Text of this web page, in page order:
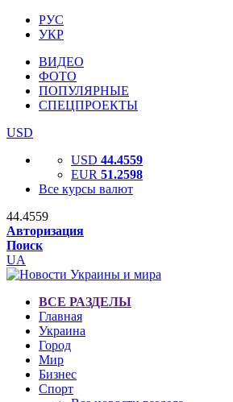
РУС
УКР
ВИДЕО
ФОТО
ПОПУЛЯРНЫЕ
СПЕЦПРОЕКТЫ
USD
USD 44.4559
EUR 51.2598
Все курсы валют
44.4559
Авторизация
Поиск
UA
ВСЕ РАЗДЕЛЫ
Главная
Украина
Город
Мир
Бизнес
Спорт